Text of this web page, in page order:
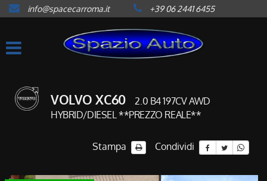
HOME
LISTA VEICOLI
ACQUISTIAMO USATO
info@spacecarroma.it +39 06 2441 6455
VOLVO XC60
2.0 B4 197CV AWD
HYBRID/DIESEL **PREZZO REALE**
Stampa Condividi